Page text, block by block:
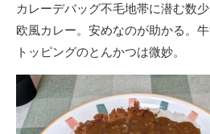
カレーデバッグ不毛地帯に潜む数
欧風カレー。安めなのが助かる。
トッピングのとんかつは微妙。